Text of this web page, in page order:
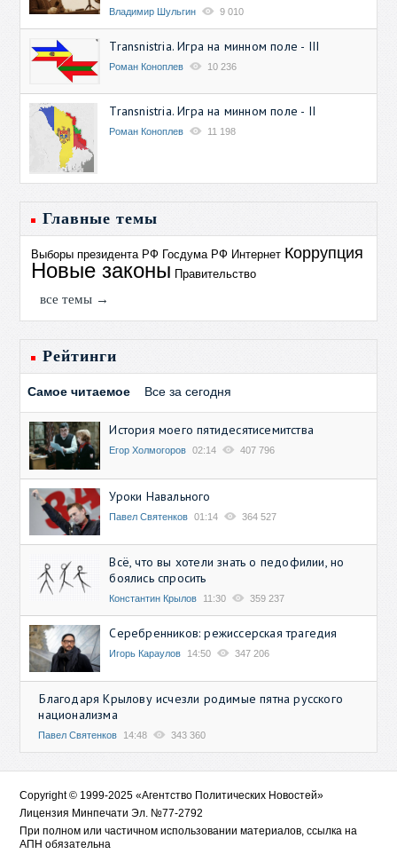
Владимир Шульгин 9 010
Transnistria. Игра на минном поле - III
Роман Коноплев 10 236
Transnistria. Игра на минном поле - II
Роман Коноплев 11 198
Главные темы
Выборы президента РФ Госдума РФ Интернет Коррупция
Новые законы Правительство
все темы →
Рейтинги
Самое читаемое Все за сегодня
История моего пятидесятисемитства
Егор Холмогоров 02:14 407 796
Уроки Навального
Павел Святенков 01:14 364 527
Всё, что вы хотели знать о педофилии, но
боялись спросить
Константин Крылов 11:30 359 237
Серебренников: режиссерская трагедия
Игорь Караулов 14:50 347 206
Благодаря Крылову исчезли родимые пятна русского
национализма
Павел Святенков 14:48 343 360
Copyright © 1999-2025 «Агентство Политических Новостей»
Лицензия Минпечати Эл. №77-2792
При полном или частичном использовании материалов, ссылка на
АПН обязательна